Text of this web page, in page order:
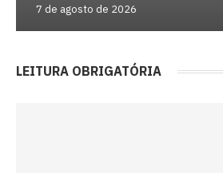
7 de agosto de 2026
LEITURA OBRIGATÓRIA